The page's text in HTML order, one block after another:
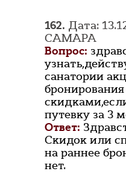
162. Дата:
САМАРА
Вопрос:
санатории
бронирования
путевку за 3
Ответ:
Скидок или
на раннее
нет.